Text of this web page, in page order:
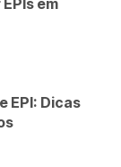
em
EPI: Dicas